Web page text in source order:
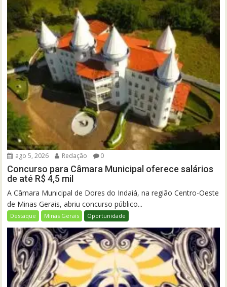
ago 5, 2026 Redação 0
Concurso para Câmara Municipal oferece salários
de até R$ 4,5 mil
A Câmara Municipal de Dores do Indaiá, na região Centro-Oeste
de Minas Gerais, abriu concurso público...
Destaque Minas Gerais Oportunidade